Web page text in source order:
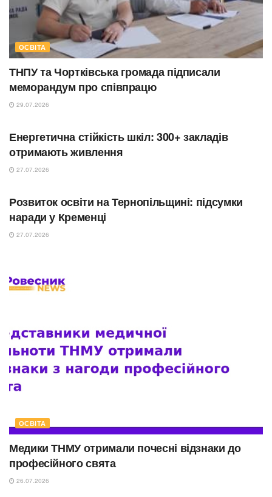
ОСВІТА
ТНПУ та Чортківська громада підписали
меморандум про співпрацю
29.07.2026
Енергетична стійкість шкіл: 300+ закладів
отримають живлення
27.07.2026
Розвиток освіти на Тернопільщині: підсумки
наради у Кременці
27.07.2026
ОСВІТА
Медики ТНМУ отримали почесні відзнаки до
професійного свята
26.07.2026